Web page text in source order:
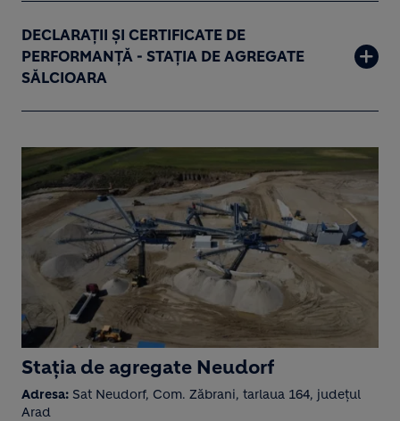
DECLARAȚII ȘI CERTIFICATE DE
PERFORMANȚĂ - STAȚIA DE AGREGATE
SĂLCIOARA
Stația de agregate Neudorf
Adresa: Sat Neudorf, Com. Zăbrani, tarlaua 164, județul
Arad